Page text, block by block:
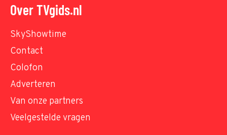
Over TVgids.nl
SkyShowtime
Contact
Colofon
Adverteren
Van onze partners
Veelgestelde vragen